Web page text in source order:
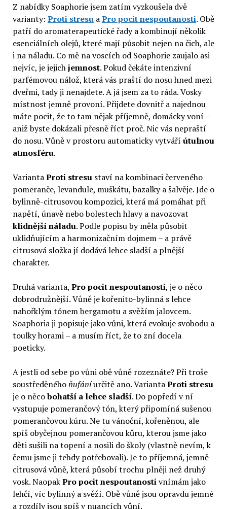
Z nabídky Soaphorie jsem zatím vyzkoušela dvě
varianty: Proti stresuaPro pocit nespoutanosti. Obě
patří do aromaterapeutické řady a kombinují několik
esenciálních olejů, které mají působit nejen na čich, ale
i na náladu. Co mě na voscích od Soaphorie zaujalo asi
nejvíc, je jejichjemnost. Pokud čekáte intenzivní
parfémovou nálož, která vás praští do nosu hned mezi
dveřmi, tady ji nenajdete. A já jsem za to ráda. Vosky
místnost jemně provoní. Přijdete dovnitř a najednou
máte pocit, že to tam nějak příjemně, domácky voní –
aniž byste dokázali přesně říct proč. Nic vás nepraští
do nosu. Vůně v prostoru automaticky vytváří útulnou
atmosféru.
VariantaProti stresustaví na kombinaci červeného
pomeranče, levandule, muškátu, bazalky a šalvěje. Jde o
bylinně-citrusovou kompozici, která má pomáhat při
napětí, únavě nebo bolestech hlavy a navozovat
klidnější náladu. Podle popisu by měla působit
uklidňujícím a harmonizačním dojmem – a právě
citrusová složka jí dodává lehce sladší a plnější
charakter.
Druhá varianta, Pro pocit nespoutanosti, je o něco
dobrodružnější. Vůně je kořenito-bylinná s lehce
nahořklým tónem bergamotu a svěžím jalovcem.
Soaphoria ji popisuje jako vůni, která evokuje svobodu a
toulky horami – a musím říct, že to zní docela
poeticky.
A jestli od sebe po vůni obě vůně rozeznáte? Při troše
soustředěnéhoňufáníurčitě ano. VariantaProti stresu
je o něcobohatší a lehce sladší. Do popředí v ní
vystupuje pomerančový tón, který připomíná sušenou
pomerančovou kúru. Ne tu vánoční, kořeněnou, ale
spíš obyčejnou pomerančovou kůru, kterou jsme jako
děti sušili na topení a nosili do školy (vlastně nevím, k
čemu jsme ji tehdy potřebovali). Je to příjemná, jemně
citrusová vůně, která působí trochu plněji než druhý
vosk. NaopakPro pocit nespoutanostivnímám jako
lehčí, víc bylinný a svěží. Obě vůně jsou opravdu jemné
a rozdíly jsou spíš v nuancích vůní.